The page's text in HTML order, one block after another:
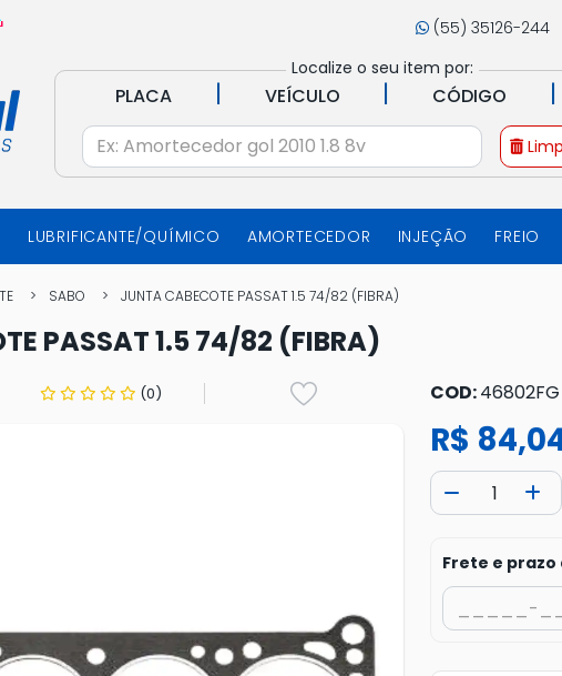
(55) 35126-244
Localize o seu item por:
PLACA | VEÍCULO | CÓDIGO |
LUBRIFICANTE/QUÍMICO AMORTECEDOR INJEÇÃO FREIO
SABO JUNTA CABECOTE PASSAT 1.5 74/82 (FIBRA)
PASSAT 1.5 74/82 (FIBRA)
(0) COD:46802FG
R$
Frete e